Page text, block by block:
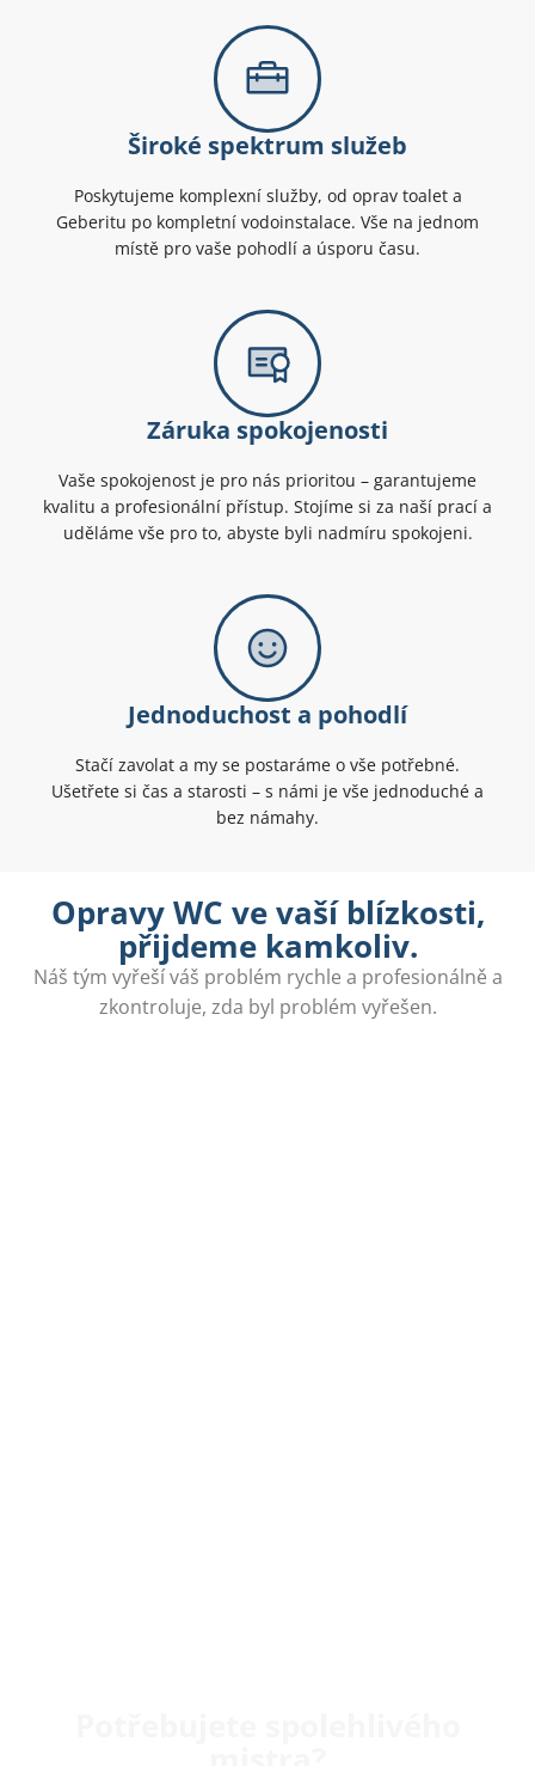
Široké spektrum služeb
Poskytujeme komplexní služby, od oprav toalet a
Geberitu po kompletní vodoinstalace. Vše na jednom
místě pro vaše pohodlí a úsporu času.
Záruka spokojenosti
Vaše spokojenost je pro nás prioritou – garantujeme
kvalitu a profesionální přístup. Stojíme si za naší prací a
uděláme vše pro to, abyste byli nadmíru spokojeni.
Jednoduchost a pohodlí
Stačí zavolat a my se postaráme o vše potřebné.
Ušetřete si čas a starosti – s námi je vše jednoduché a
bez námahy.
Opravy WC ve vaší blízkosti,
přijdeme kamkoliv.
Náš tým vyřeší váš problém rychle a profesionálně a
zkontroluje, zda byl problém vyřešen.